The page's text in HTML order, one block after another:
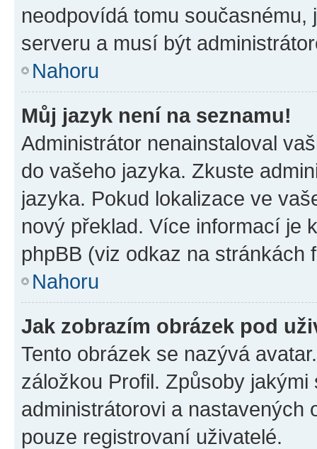
neodpovídá tomu
serveru a musí být
Nahoru
Můj jazyk není na seznamu!
Administrátor nenainstaloval
do vašeho jazyka. Zkuste
jazyka. Pokud lokalizace ve
nový překlad. Více informací je
phpBB (viz odkaz na stránkách
Nahoru
Jak zobrazím obrázek pod
Tento obrázek se nazývá
záložkou Profil. Způsoby
administrátorovi a nastavených
pouze registrovaní uživatelé.